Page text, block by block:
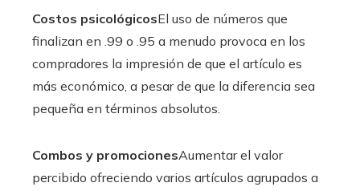
Costos psicológicosEl uso de números que
finalizan en .99 o .95 a menudo provoca en los
compradores la impresión de que el artículo es
más económico, a pesar de que la diferencia sea
pequeña en términos absolutos.
Combos y promocionesAumentar el valor
percibido ofreciendo varios artículos agrupados a